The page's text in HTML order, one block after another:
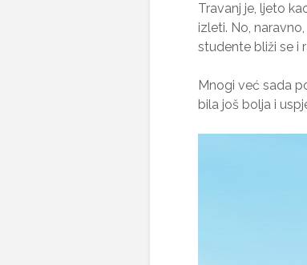
Travanj je, ljeto
izleti. No,
studente bliži se i
Mnogi već sada
bila još bolja i